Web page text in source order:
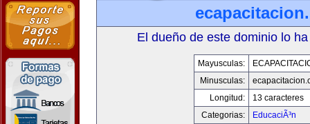
El dueño de este dominio lo
Mayusculas:
Minusculas:
Longitud:
13 caracteres
Categorias:
EducaciÃ³n